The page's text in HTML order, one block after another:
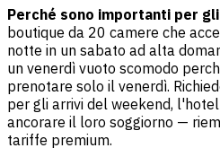
Perché sono importanti per
boutique da 20 camere che
notte in un sabato ad alta
un venerdì vuoto scomodo
prenotare solo il venerdì.
per gli arrivi del weekend,
ancorare il loro soggiorno —
tariffe premium.